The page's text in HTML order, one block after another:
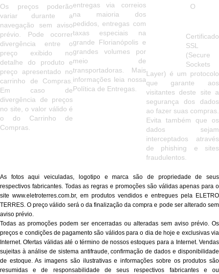
Os preços poderão
variar durante a
navegação sem aviso
prévio. Pode ocorrer
divergência entre o
preço exibido no
detalhe do produto e
preço apresentado no
carrinho de Compras.
Em caso de
divergência de preços
no site, o valor válido é
o do Carrinho de
Compras.
entregas via correios
na maioria dos
pedidos, entregas com
taxas especiais na
grande Florianópolis e
grandes volumes por
meio de
transportadoras. Mais
informações leia nossa
Política de Entregas.
O
Certificado
SSL
(Secure
Sockets
Layer) é um protocolo
que garante aos
visitantes deste site a
segurança dos dados
ao fazer suas compras.
Evita também que os
dados sejam
interceptados através
de phishing e sites
fraudulentos.
As fotos aqui veiculadas, logotipo e marca são de propriedade de seus
respectivos fabricantes. Todas as regras e promoções são válidas apenas para o
site www.eletroterres.com.br, em produtos vendidos e entregues pela ELETRO
TERRES. O preço válido será o da finalização da compra e pode ser alterado sem
aviso prévio.
Todas as promoções podem ser encerradas ou alteradas sem aviso prévio. Os
preços e condições de pagamento são válidos para o dia de hoje e exclusivas via
Internet. Ofertas válidas até o término de nossos estoques para a Internet. Vendas
sujeitas à análise de sistema antifraude, confirmação de dados e disponibilidade
de estoque. As imagens são ilustrativas e informações sobre os produtos são
resumidas e de responsabilidade de seus respectivos fabricantes e ou